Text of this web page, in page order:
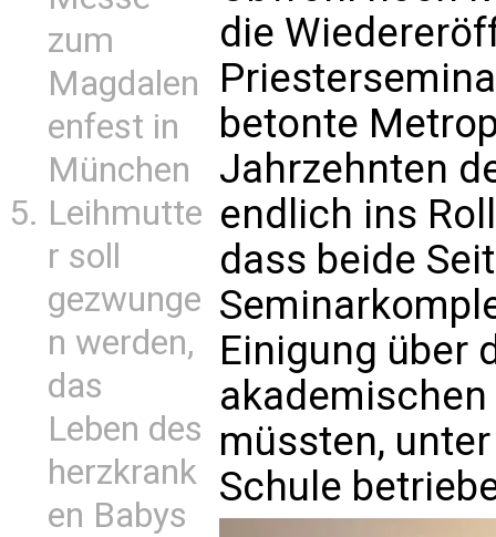
zum
Magdalen
enfest in
München
Leihmutte
r soll
gezwunge
n werden,
das
Leben des
herzkrank
en Babys
die
betonte
Jahrzehnten
endlich ins
dass beide
Einigung über
müssten,
Schule